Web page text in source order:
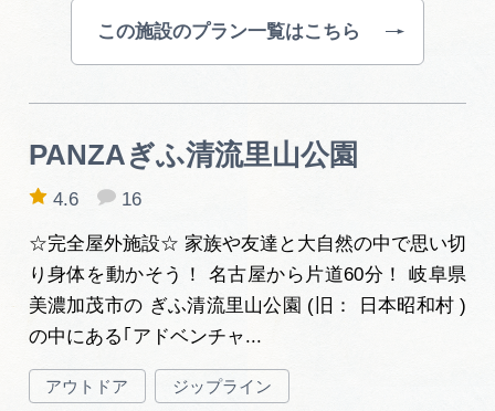
この施設のプラン一覧はこちら
PANZAぎふ清流里山公園
☆完全屋外施設☆ 家族や友達と大自然の中で思い切
り身体を動かそう！ 名古屋から片道60分！ 岐阜県
美濃加茂市の ぎふ清流里山公園 (旧： 日本昭和村 )
の中にある｢アドベンチャ...
アウトドア ジップライン
4.6 16